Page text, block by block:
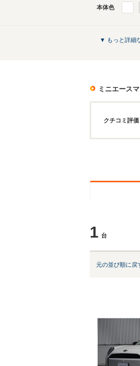
本体色
▼ もっと詳細
ミニエース
クチコミ評価
1 台
元の並び順に戻